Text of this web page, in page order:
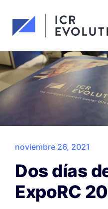
noviembre 26, 2021
Dos días
ExpoRC